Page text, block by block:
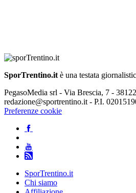
SporTrentino.it è una testata
PegasoMedia srl - Via Brescia, 7 -
redazione@sportrentino.it - P.I.
Preferenze cookie
SporTrentino.it
Chi siamo